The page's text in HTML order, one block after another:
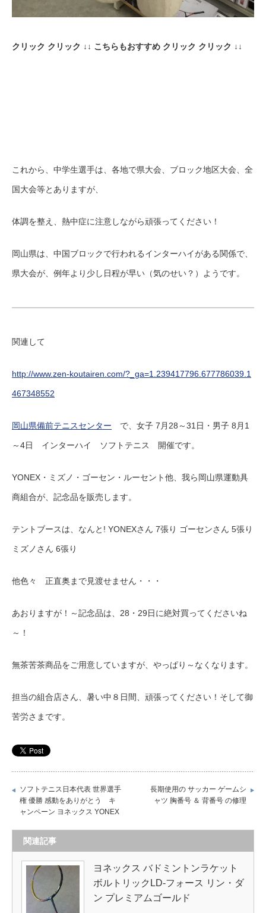
クリック クリック ↓↓ こちらもおすすめ クリック クリック ↓↓
これから、中学生選手は、各地で県大会、ブロック地区大会、全
国大会等とありますが、
体調を整え、熱中症に注意しながら頑張ってください！
岡山県は、中国ブロックで行われるインターハイがある関係で、
県大会が、例年より少し日程が早い（気のせい？）ようです。
関連して
http://www.zen-koutairen.com/?_ga=1.239417796.677786039.1
467348552
岡山県備前テニスセンター で、女子 7月28～31日・男子 8月1
～4日 インターハイ ソフトテニス 開催です。
YONEX・ミズノ・ゴーセン・ルーセント他、我ら岡山県運動具
商組合が、記念品を販売します。
テントブースは、なんと! YONEXさん 7張り ゴーセンさん 5張り
ミズノさん 6張り
他色々 正直奥まで見渡せません・・・
あおりますが！～記念品は、28・29日に絶対買ってくださいね
～！
無茶苦茶商品をご用意していますが、やっぱり～なくなります。
担当の組合店さん、暑い中８日間、頑張ってください！そして御
苦労さまです。
ソフトテニス日本代表 世界選手
権 優勝 感動をありがとう キ
ャンペーン ヨネックス YONEX
長期使用の サッカー ゲームシ
ャツ 胸番号 ＆ 背番号 の修理
関連記事
ヨネックス バドミントンラケット
ボルトリックLD-フォース リン・ダ
ン プレミアムゴールド